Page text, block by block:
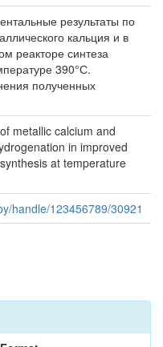
результаты по
кальция и в
реакторе синтеза
390°С.
полученных
metallic calcium and
in improved
at temperature
handle/123456789/30921